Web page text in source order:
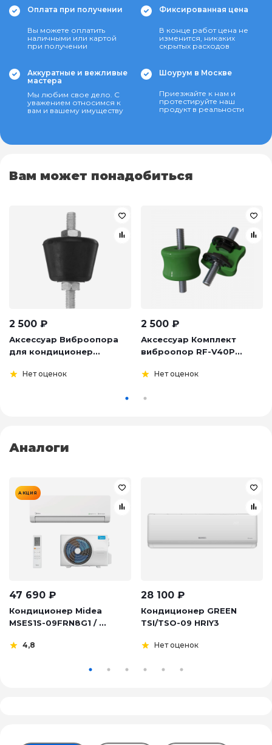
Оплата при получении
Вы можете оплатить
наличными или картой
при получении
Фиксированная цена
В конце работ цена не
изменится, никаких
скрытых расходов
Аккуратные и вежливые
мастера
Мы любим свое дело. С
уважением относимся к
вам и вашему имуществу
Шоурум в Москве
Приезжайте к нам и
протестируйте наш
продукт в реальности
Вам может понадобиться
2 500 ₽
Аксессуар Виброопора
для кондиционер...
Нет оценок
2 500 ₽
Аксессуар Комплект
виброопор RF-V40P...
Нет оценок
Аналоги
АКЦИЯ
47 690 ₽
Кондиционер Midea
MSES1S-09FRN8G1 / ...
4,8
28 100 ₽
Кондиционер GREEN
TSI/TSO-09 HRIY3
Нет оценок